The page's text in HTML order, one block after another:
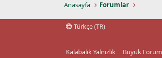
Anasayfa Forumlar
Türkçe (TR)
Kalabalık Yalnızlık Büyük Forum